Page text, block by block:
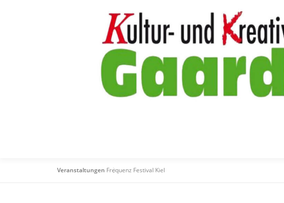
Veranstaltungen Frequenz Festival Kiel